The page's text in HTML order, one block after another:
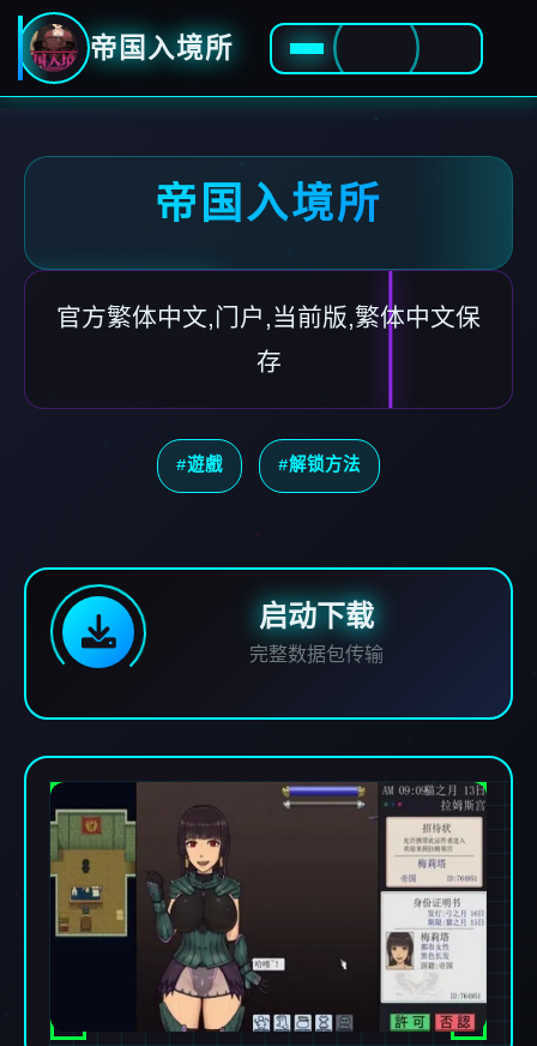
帝国入境所
帝国入境所
官方繁体中文,门户,当前版,繁体中文保
存
#遊戲 #解锁方法
启动下载
完整数据包传输